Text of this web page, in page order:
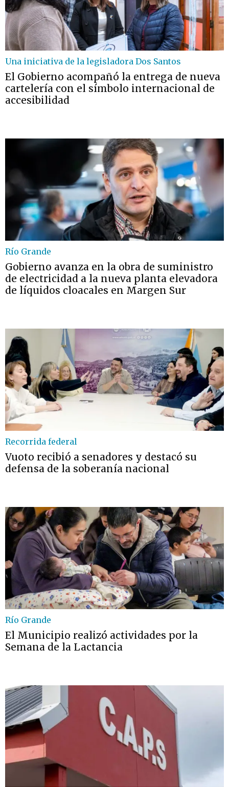
Una iniciativa de la legisladora Dos Santos
El Gobierno acompañó la entrega de nueva
cartelería con el símbolo internacional de
accesibilidad
Río Grande
Gobierno avanza en la obra de suministro
de electricidad a la nueva planta elevadora
de líquidos cloacales en Margen Sur
Recorrida federal
Vuoto recibió a senadores y destacó su
defensa de la soberanía nacional
Río Grande
El Municipio realizó actividades por la
Semana de la Lactancia